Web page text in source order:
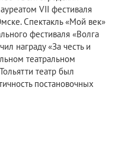
VII фестиваля
Спектакль «Мой век»
фестиваля «Волга
награду «За честь и
театральном
театр был
постановочных